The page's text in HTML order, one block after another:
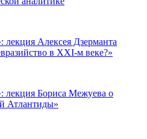
лекция Алексея Дзерманта
в XXI-м веке?»
лекция Бориса Межуева о
Атлантиды»